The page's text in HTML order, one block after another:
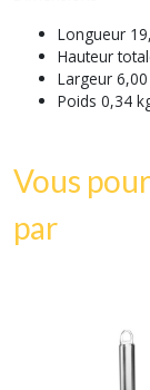
Longueur
Hauteur
Largeur
Poids 0,34
Vous
par